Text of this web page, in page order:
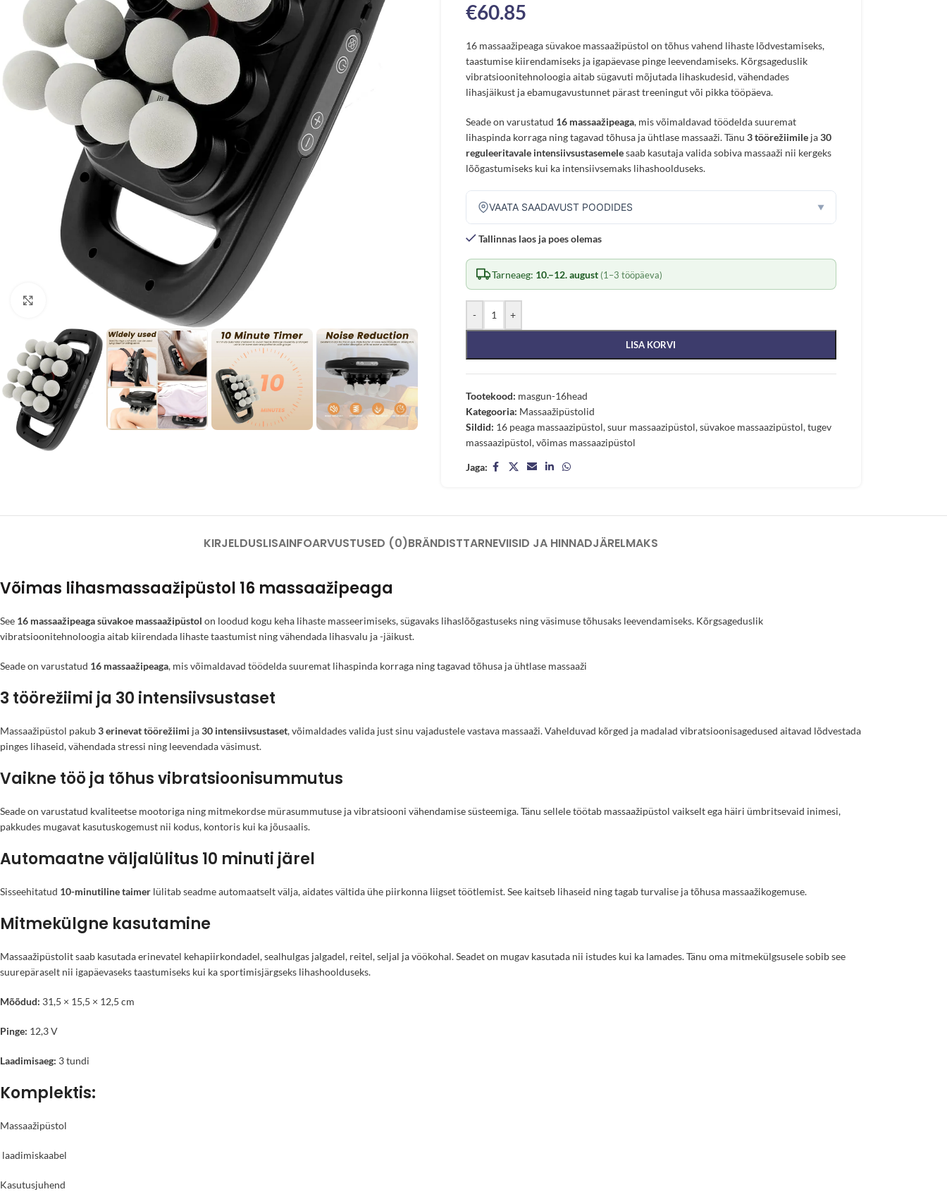
Vaata suuremat pilti
€60.85
16 massaažipeaga süvakoe massaažipüstol on tõhus vahend lihaste lõdvestamiseks,
taastumise kiirendamiseks ja igapäevase pinge leevendamiseks. Kõrgsageduslik
vibratsioonitehnoloogia aitab sügavuti mõjutada lihaskudesid, vähendades
lihasjäikust ja ebamugavustunnet pärast treeningut või pikka tööpäeva.
Seade on varustatud 16 massaažipeaga, mis võimaldavad töödelda suuremat
lihaspinda korraga ning tagavad tõhusa ja ühtlase massaaži. Tänu 3 töörežiimileja30
reguleeritavale intensiivsustasemelesaab kasutaja valida sobiva massaaži nii kergeks
lõõgastumiseks kui ka intensiivsemaks lihashoolduseks.
VAATA SAADAVUST POODIDES ▼
Tallinnas laos ja poes olemas
Tarneaeg: 10.–12. august (1–3 tööpäeva)
- +
LISA KORVI
Tootekood: masgun-16head
Kategooria: Massaažipüstolid
Sildid: 16 peaga massaazipüstol,suur massaazipüstol,süvakoe massaazipüstol,tugev
massaazipüstol,võimas massaazipüstol
Jaga:
KIRJELDUSLISAINFOARVUSTUSED (0)BRÄNDISTTARNEVIISID JA HINNADJÄRELMAKS
Võimas lihasmassaažipüstol 16 massaažipeaga
See 16 massaažipeaga süvakoe massaažipüstol on loodud kogu keha lihaste masseerimiseks, sügavaks lihaslõõgastuseks ning väsimuse tõhusaks leevendamiseks. Kõrgsageduslik
vibratsioonitehnoloogia aitab kiirendada lihaste taastumist ning vähendada lihasvalu ja -jäikust.
Seade on varustatud 16 massaažipeaga, mis võimaldavad töödelda suuremat lihaspinda korraga ning tagavad tõhusa ja ühtlase massaaži
3 töörežiimi ja 30 intensiivsustaset
Massaažipüstol pakub3 erinevat töörežiimi ja30 intensiivsustaset, võimaldades valida just sinu vajadustele vastava massaaži. Vahelduvad kõrged ja madalad vibratsioonisagedused aitavad lõdvestada
pinges lihaseid, vähendada stressi ning leevendada väsimust.
Vaikne töö ja tõhus vibratsioonisummutus
Seade on varustatud kvaliteetse mootoriga ning mitmekordse mürasummutuse ja vibratsiooni vähendamise süsteemiga. Tänu sellele töötab massaažipüstol vaikselt ega häiri ümbritsevaid inimesi,
pakkudes mugavat kasutuskogemust nii kodus, kontoris kui ka jõusaalis.
Automaatne väljalülitus 10 minuti järel
Sisseehitatud 10-minutiline taimer lülitab seadme automaatselt välja, aidates vältida ühe piirkonna liigset töötlemist. See kaitseb lihaseid ning tagab turvalise ja tõhusa massaažikogemuse.
Mitmekülgne kasutamine
Massaažipüstolit saab kasutada erinevatel kehapiirkondadel, sealhulgas jalgadel, reitel, seljal ja vöökohal. Seadet on mugav kasutada nii istudes kui ka lamades. Tänu oma mitmekülgsusele sobib see
suurepäraselt nii igapäevaseks taastumiseks kui ka sportimisjärgseks lihashoolduseks.
Mõõdud: 31,5 × 15,5 × 12,5 cm
Pinge: 12,3 V
Laadimisaeg: 3 tundi
Komplektis:
Massaažipüstol
laadimiskaabel
Kasutusjuhend